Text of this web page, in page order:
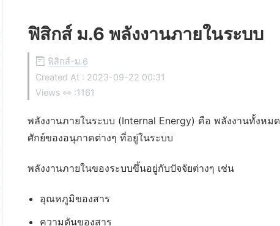
ฟิสิกส์ ม.6 พลังงานภายในระบบ
ฟิสิกส์-ม.6
Created At : 2023-09-22 00:31
Views 👀 :1161
พลังงานภายในระบบ (Internal Energy) คือ พลังงานทั้งห
ศักย์ของอนุภาคต่างๆ ที่อยู่ในระบบ
พลังงานภายในของระบบขึ้นอยู่กับปัจจัยต่างๆ เช่น
อุณหภูมิของสาร
ความดันของสาร